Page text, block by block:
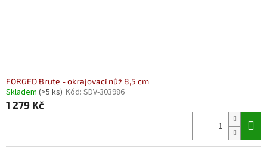
FORGED Brute - okrajovací nůž 8,5 cm
Skladem (>5 ks) Kód: SDV-303986
1 279 Kč